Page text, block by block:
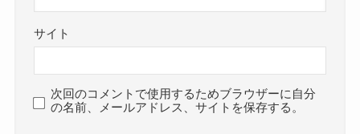
サイト
次回のコメントで使用するためブラウザーに自分
の名前、メールアドレス、サイトを保存する。